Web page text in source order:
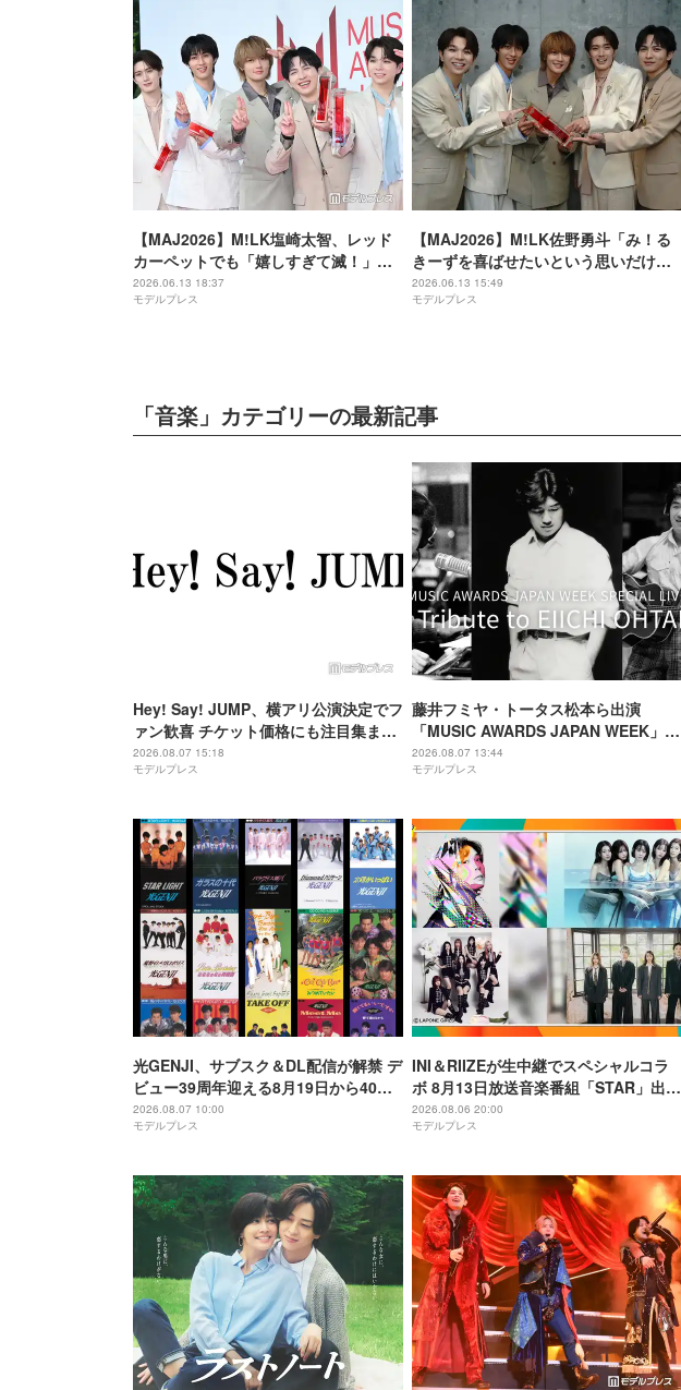
【MAJ2026】M!LK塩崎太智、レッド
カーペットでも「嬉しすぎて滅！」連
発 スーツで凛々しく登場
2026.06.13 18:37
モデルプレス
【MAJ2026】M!LK佐野勇斗「み！る
きーずを喜ばせたいという思いだけ」
約12年続けてきた活動回顧 最優秀バイ
ラル楽曲賞受賞
2026.06.13 15:49
モデルプレス
「音楽」カテゴリーの最新記事
Hey! Say! JUMP、横アリ公演決定でフ
ァン歓喜 チケット価格にも注目集まる
「激アツ」「平成に戻ったみたい」
2026.08.07 15:18
モデルプレス
藤井フミヤ・トータス松本ら出演
「MUSIC AWARDS JAPAN WEEK」人
気2公演、Leminoで配信決定
2026.08.07 13:44
モデルプレス
光GENJI、サブスク＆DL配信が解禁 デ
ビュー39周年迎える8月19日から40周
年まで1年かけてリリース当時の日付に
順次配信予定
2026.08.07 10:00
モデルプレス
INI＆RIIZEが生中継でスペシャルコラ
ボ 8月13日放送音楽番組「STAR」出演
アーティスト発表
2026.08.06 20:00
モデルプレス